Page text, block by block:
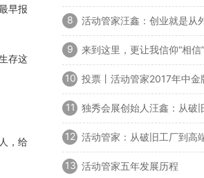
早报
存这
，给
海召开
8
活动管家汪鑫：创业就是从
到内环办公楼的过程
9
来到这里，更让我信仰“相信
10 投票丨活动管家2017年中金
选活动
11
独秀会展创始人汪鑫：从破
到如今年产值3000万
12 活动管家：从破旧工厂到高
背后故事
13 活动管家五年发展历程